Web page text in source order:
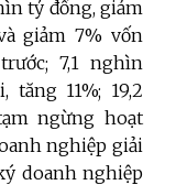
tỷ đồng, giảm
giảm 7% vốn
7,1 nghìn
11%; 19,2
ngừng hoạt
nghiệp giải
doanh nghiệp